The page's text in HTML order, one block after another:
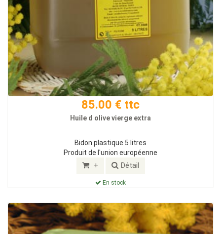
85.00 € ttc
Huile d olive vierge extra
Bidon plastique 5 litres
Produit de l'union européenne
+ Détail
En stock